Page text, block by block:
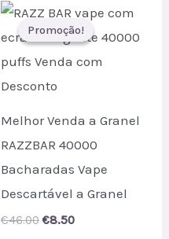
Promoção!
Promoção!
Melhor Venda a Granel
RAZZBAR 40000
Bacharadas Vape
Descartável a Granel
€46.00 Original
€8.50Current